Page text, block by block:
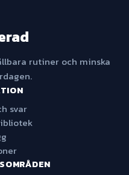
rutiner och minska
svar